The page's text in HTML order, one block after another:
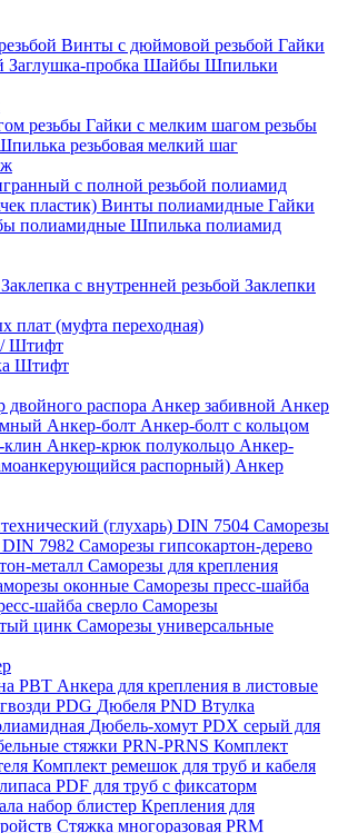
Винты с дюймовой резьбой Гайки
Заглушка-пробка Шайбы Шпильки
резьбы Гайки с мелким шагом резьбы
резьбовая мелкий шаг
с полной резьбой полиамид
пластик) Винты полиамидные Гайки
полиамидные Шпилька полиамид
Заклепка с внутренней резьбой Заклепки
плат (муфта переходная)
Штифт
Штифт
двойного распора Анкер забивной Анкер
Анкер-болт Анкер-болт с кольцом
клин Анкер-крюк полукольцо Анкер-
распорный) Анкер
(глухарь) DIN 7504 Саморезы
DIN 7982 Саморезы гипсокартон-дерево
металл Саморезы для крепления
оконные Саморезы пресс-шайба
шайба сверло Саморезы
цинк Саморезы универсальные
PBT Анкера для крепления в листовые
PDG Дюбеля PND Втулка
Дюбель-хомут PDX серый для
стяжки PRN-PRNS Комплект
Комплект ремешок для труб и кабеля
PDF для труб с фиксаторм
набор блистер Крепления для
Стяжка многоразовая PRM